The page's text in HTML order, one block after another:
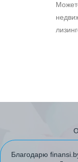
Благодарю